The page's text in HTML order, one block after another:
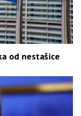
od nestašice